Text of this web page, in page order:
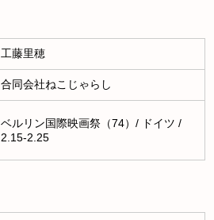
工藤里穂
合同会社ねこじゃらし
ベルリン国際映画祭（74）/ ドイツ /
2.15-2.25